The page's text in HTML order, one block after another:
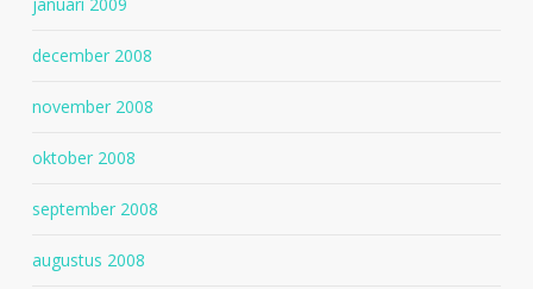
december 2008
november 2008
oktober 2008
september 2008
augustus 2008